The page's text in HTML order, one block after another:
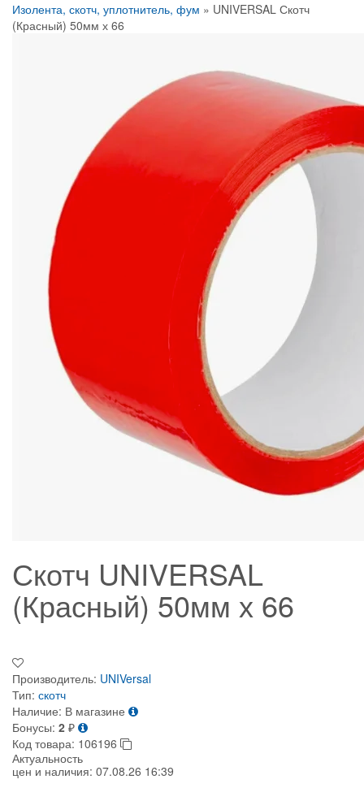
Изолента, скотч, уплотнитель, фум » UNIVERSAL Скотч
(Красный) 50мм х 66
Скотч UNIVERSAL
(Красный) 50мм х 66
Производитель: UNIVersal
Тип: скотч
Наличие: В магазине
Бонусы: 2 ₽
Код товара: 106196
Актуальность
цен и наличия: 07.08.26 16:39